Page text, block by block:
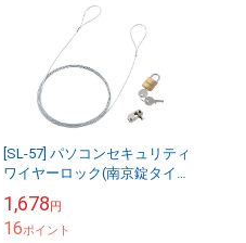
[SL-57] パソコンセキュリティ
ワイヤーロック(南京錠タイ
1,678円
16ポイント